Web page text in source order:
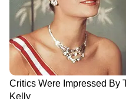
എല്ലാം ഒരൊറ്റ
എവിടെയും
ലഭിക്കാൻAsianet